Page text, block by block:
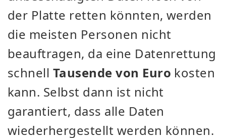
der Platte retten könnten, werden
die meisten Personen nicht
beauftragen, da eine Datenrettung
schnell Tausende von Euro kosten
kann. Selbst dann ist nicht
garantiert, dass alle Daten
wiederhergestellt werden können.